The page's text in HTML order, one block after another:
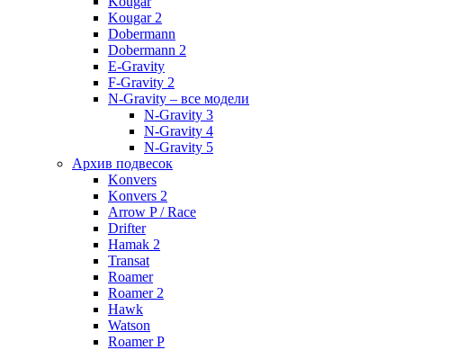
Kougar 2
Dobermann
Dobermann 2
E-Gravity
F-Gravity 2
N-Gravity – все модели
N-Gravity 3
N-Gravity 4
N-Gravity 5
Архив подвесок
Konvers
Konvers 2
Arrow P / Race
Drifter
Hamak 2
Transat
Roamer
Roamer 2
Hawk
Watson
Roamer P